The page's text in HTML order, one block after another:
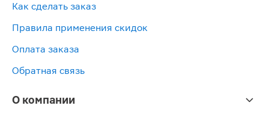
Как сделать заказ
Правила применения скидок
Оплата заказа
Обратная связь
О компании